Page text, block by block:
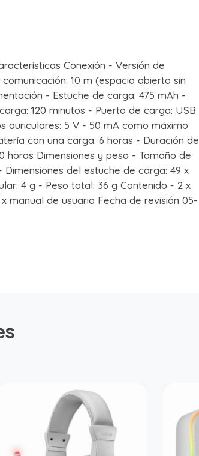
Conexión - Versión de
10 m (espacio abierto sin
- Estuche de carga: 475 mAh -
120 minutos - Puerto de carga: USB
auriculares: 5 V - 50 mA como máximo
con una carga: 6 horas - Duración de
Dimensiones y peso - Tamaño de
Dimensiones del estuche de carga: 49 x
4 g - Peso total: 36 g Contenido - 2 x
manual de usuario Fecha de revisión 05-